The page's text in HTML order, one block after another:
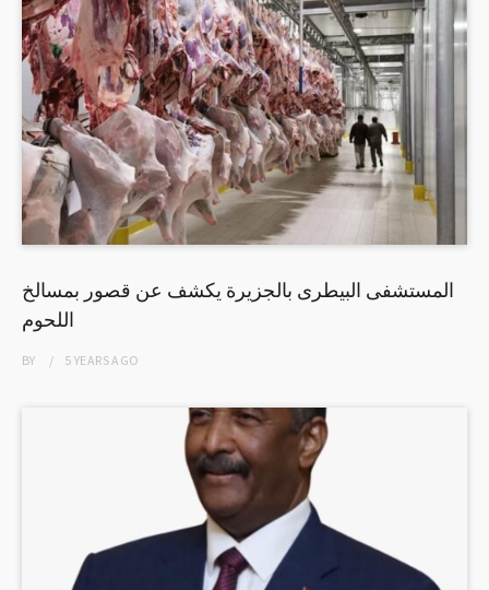
المستشفى البيطرى بالجزيرة يكشف عن قصور بمسالخ
اللحوم
BY 5 YEARSAGO